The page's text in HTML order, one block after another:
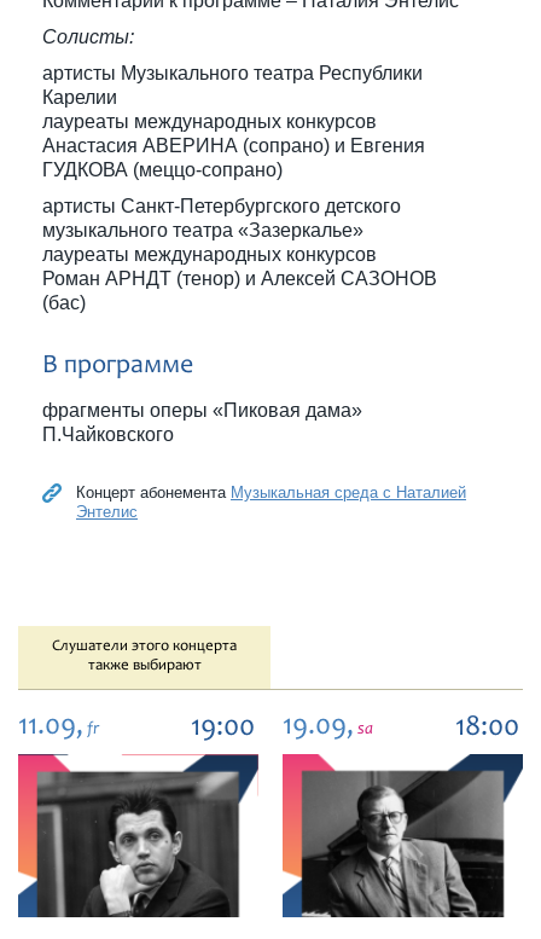
Солисты:
артисты Музыкального театра Республики
Карелии
лауреаты международных конкурсов
Анастасия АВЕРИНА (сопрано) и Евгения
ГУДКОВА (меццо-сопрано)
артисты Санкт-Петербургского детского
музыкального театра «Зазеркалье»
лауреаты международных конкурсов
Роман АРНДТ (тенор) и Алексей САЗОНОВ
(бас)
В программе
фрагменты оперы «Пиковая дама»
П.Чайковского
Концерт абонемента Музыкальная среда с Наталией
Энтелис
Слушатели этого концерта
также выбирают
11.09, fr 19:00 19.09, sa 18:00